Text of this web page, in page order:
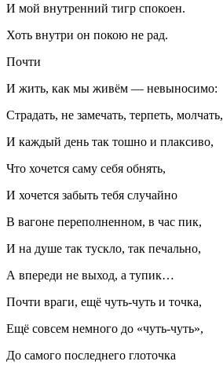
И мой внутренний тигр спокоен.
Хоть внутри он покою не рад.
Почти
И жить, как мы живём — невыносимо:
Страдать, не замечать, терпеть, молчать,
И каждый день так тошно и плаксиво,
Что хочется саму себя обнять,
И хочется забыть тебя случайно
В вагоне переполненном, в час пик,
И на душе так тускло, так печально,
А впереди не выход, а тупик…
Почти враги, ещё чуть-чуть и точка,
Ещё совсем немного до «чуть-чуть»,
До самого последнего глоточка